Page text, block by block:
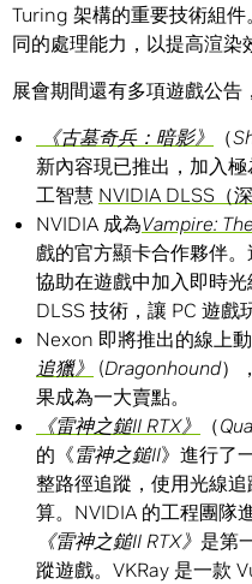
Turing 架構的重要技術組
同的處理能力，以提高渲染
展會期間還有多項遊戲公告
《古墓奇兵：暗影》
（
新內容現已推出，加入
工智慧 NVIDIA DLSS（
NVIDIA 成為Vampire:
戲的官方顯卡合作夥伴
協助在遊戲中加入即時
DLSS 技術，讓 PC 遊戲
Nexon 即將推出的線上
追獵》 (Dragonhound）
果成為一大賣點。
《雷神之鎚II RTX》 （
的《雷神之鎚II》進行了
整路徑追蹤，使用光線
算。NVIDIA 的工程團隊
《雷神之鎚II RTX》 是第
蹤遊戲。VKRay 是一款